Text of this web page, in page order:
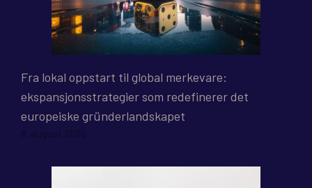
Fra lokal oppstart til global merkevare:
ekspansjonsstrategier som redefinerer det
europeiske gründerlandskapet
8. august 2026